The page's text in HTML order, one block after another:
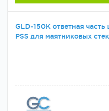
GLD-150K ответная
PSS для маятниковых